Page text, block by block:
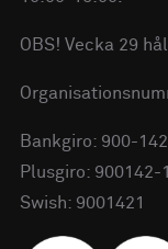
OBS! Vecka 29
Bankgiro: 900-
Plusgiro: 900142-1
Swish: 9001421